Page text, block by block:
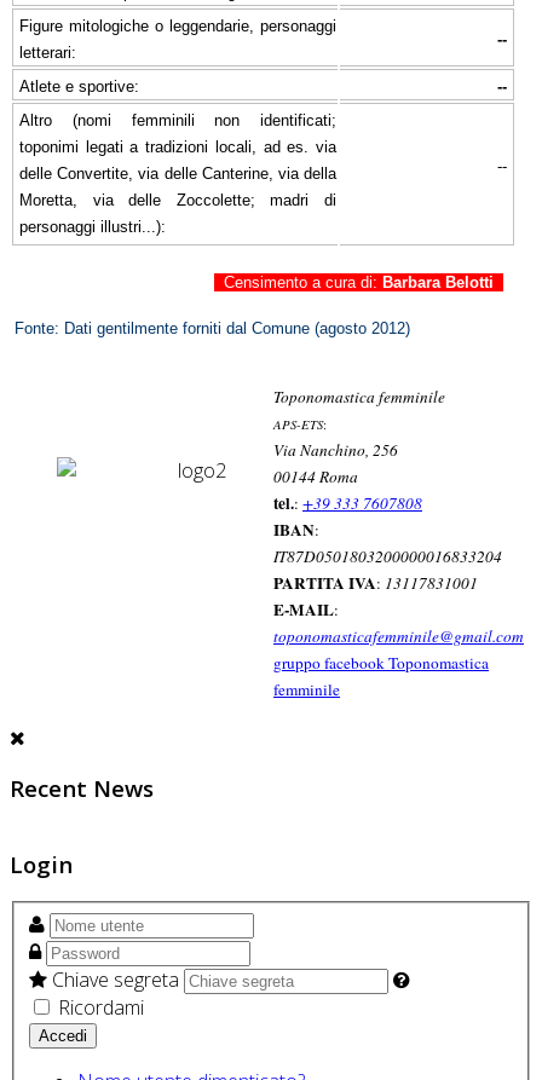
Figure mitologiche o leggendarie, personaggi
letterari:
--
Atlete e sportive:
--
Altro (nomi femminili non identificati;
toponimi legati a tradizioni locali, ad es. via
delle Convertite, via delle Canterine, via della
Moretta, via delle Zoccolette; madri di
personaggi illustri...):
--
Censimento a cura di: Barbara Belotti
Fonte: Dati gentilmente forniti dal Comune (agosto 2012)
Toponomastica femminile
APS-ETS:
Via Nanchino, 256
00144 Roma
tel.: +39 333 7607808
IBAN:
IT87D0501803200000016833204
PARTITA IVA: 13117831001
E-MAIL:
toponomasticafemminile@gmail.com
gruppo facebook Toponomastica
femminile
Recent News
Login
Chiave segreta
Ricordami